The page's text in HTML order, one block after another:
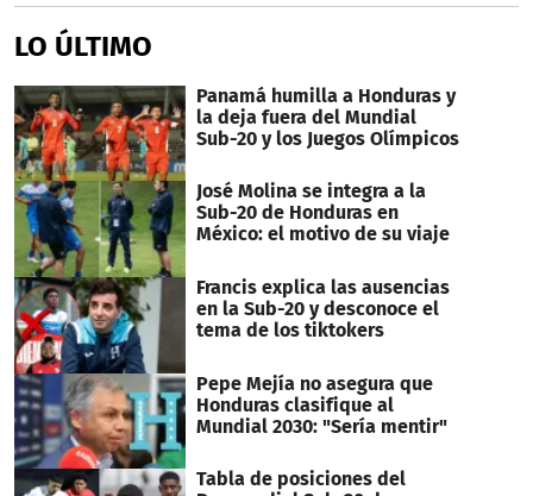
LO ÚLTIMO
Panamá humilla a Honduras y
la deja fuera del Mundial
Sub-20 y los Juegos Olímpicos
José Molina se integra a la
Sub-20 de Honduras en
México: el motivo de su viaje
Francis explica las ausencias
en la Sub-20 y desconoce el
tema de los tiktokers
Pepe Mejía no asegura que
Honduras clasifique al
Mundial 2030: "Sería mentir"
Tabla de posiciones del